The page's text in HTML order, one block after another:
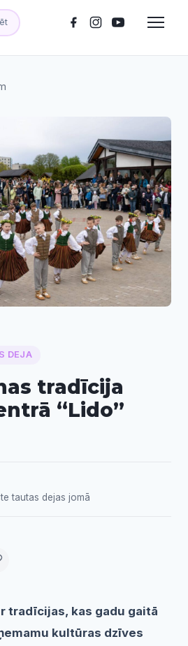
DEJA
tradīcija
“Lido”
tautas dejas jomā
tradīcijas, kas gadu gaitā
kultūras dzīves